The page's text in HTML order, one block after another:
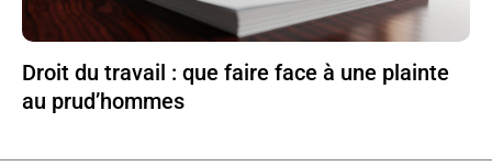
Droit du travail : que faire face à une plainte
au prud’hommes